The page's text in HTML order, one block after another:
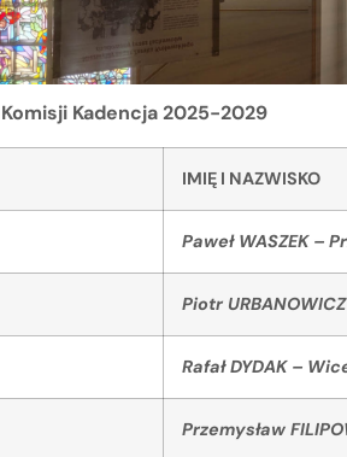
Kadencja 2025-2029
IMIĘ I NAZWISKO
Paweł WASZEK –
Piotr
Rafał DYDAK –
Przemysław